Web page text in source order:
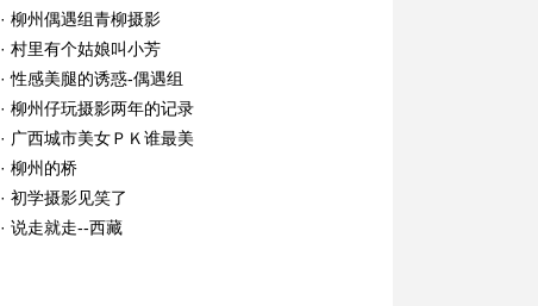
· 柳州偶遇组青柳摄影
· 村里有个姑娘叫小芳
·性感美腿的诱惑-偶遇组
· 柳州仔玩摄影两年的记录
· 广西城市美女ＰＫ谁最美
· 柳州的桥
· 初学摄影见笑了
· 说走就走--西藏